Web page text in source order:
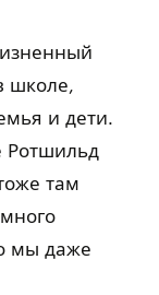
школе,
и дети.
Ротшильд
там
мы даже